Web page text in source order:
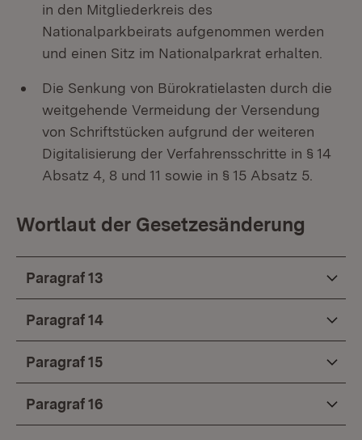
in den Mitgliederkreis des
Nationalparkbeirats aufgenommen werden
und einen Sitz im Nationalparkrat erhalten.
Die Senkung von Bürokratielasten durch die
weitgehende Vermeidung der Versendung
von Schriftstücken aufgrund der weiteren
Digitalisierung der Verfahrensschritte in § 14
Absatz 4, 8 und 11 sowie in § 15 Absatz 5.
Wortlaut der Gesetzesänderung
Paragraf 13
Paragraf 14
Paragraf 15
Paragraf 16